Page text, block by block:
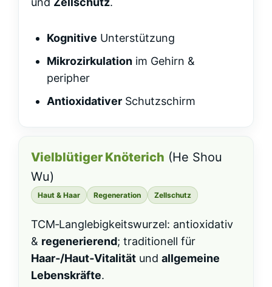
Kognitive Unterstützung
Mikrozirkulation im Gehirn &
peripher
Antioxidativer Schutzschirm
Vielblütiger Knöterich (He Shou
Wu)
Haut & Haar Regeneration Zellschutz
TCM‑Langlebigkeitswurzel: antioxidativ
& regenerierend; traditionell für
Haar‑/Haut‑Vitalität und allgemeine
Lebenskräfte.